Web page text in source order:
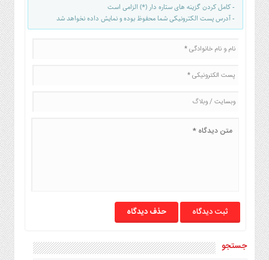
- کامل کردن گزینه های ستاره دار (*) الزامی است
- آدرس پست الکترونیکی شما محفوظ بوده و نمایش داده نخواهد شد
حذف دیدگاه
جستجو